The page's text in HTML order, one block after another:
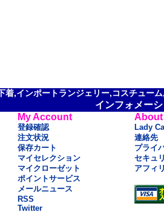
着,インポートランジェリー,コスチュー
インフォメー
My Account
登録確認
注文状況
保存カート
マイセレクション
マイクローゼット
ポイントサービス
メールニュース
RSS
Twitter
About
Lady
連絡先
プライ
セキュ
アフィ